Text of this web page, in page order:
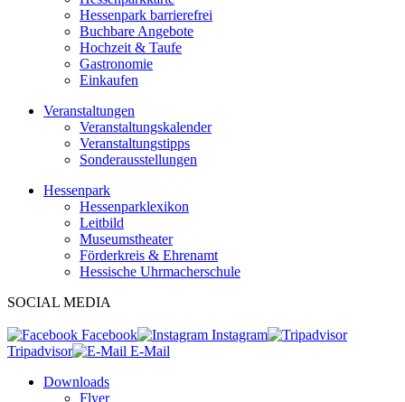
Hessenpark barrierefrei
Buchbare Angebote
Hochzeit & Taufe
Gastronomie
Einkaufen
Veranstaltungen
Veranstaltungskalender
Veranstaltungstipps
Sonderausstellungen
Hessenpark
Hessenparklexikon
Leitbild
Museumstheater
Förderkreis & Ehrenamt
Hessische Uhrmacherschule
SOCIAL MEDIA
Facebook
Instagram
Tripadvisor
E-Mail
Downloads
Flyer